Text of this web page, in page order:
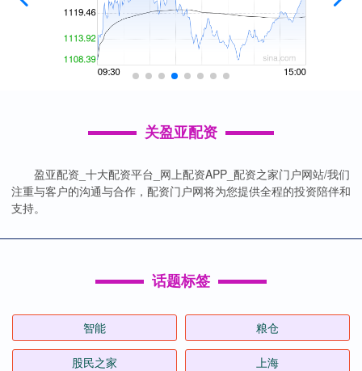
关盈亚配资
盈亚配资_十大配资平台_网上配资APP_配资之家门户网站/我们
注重与客户的沟通与合作，配资门户网将为您提供全程的投资陪伴和
支持。
话题标签
智能 粮仓
股民之家 上海